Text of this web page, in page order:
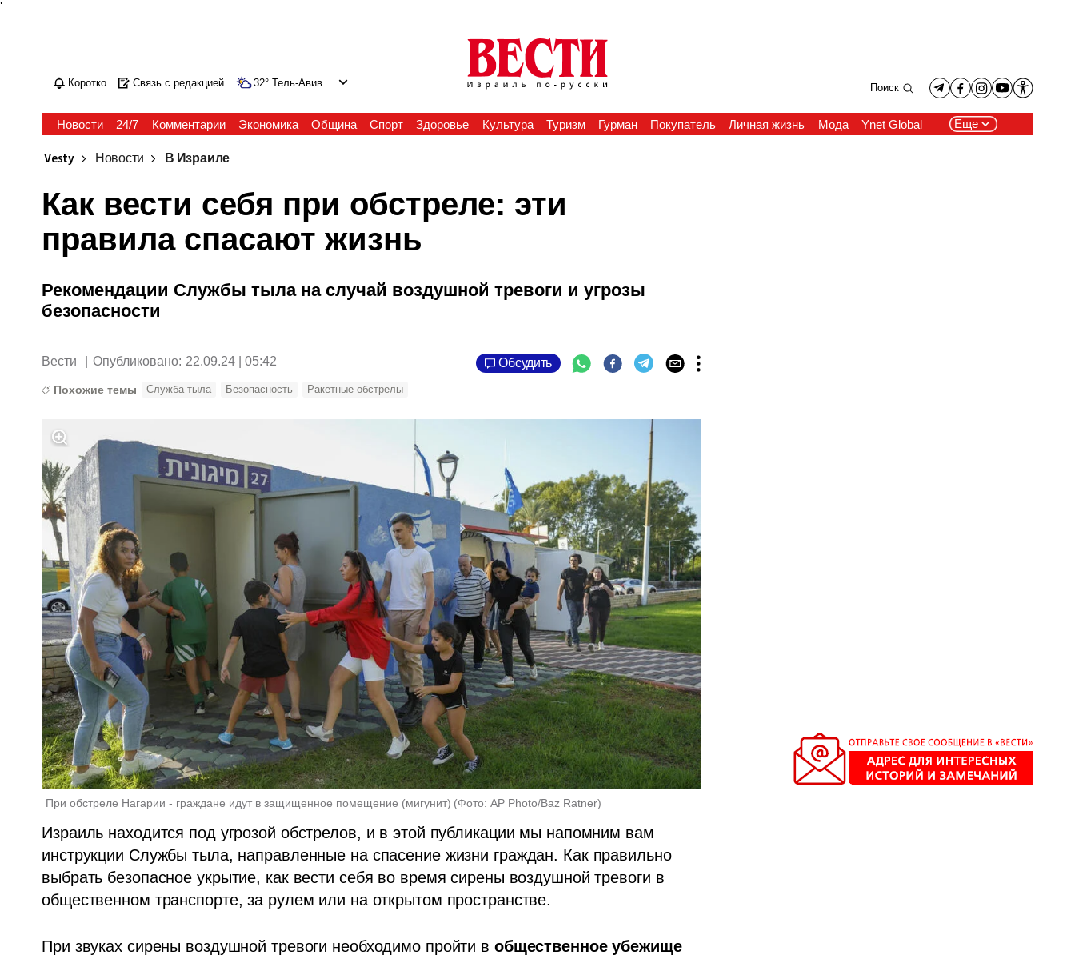
'
Коротко Связь с редакцией 32° Тель-Авив Поиск
Новости 24/7 Комментарии Экономика Община Спорт Здоровье Культура Туризм Гурман Покупатель Личная жизнь Мода Ynet Global Еще
Vesty Новости В Израиле
Как вести себя при обстреле: эти
правила спасают жизнь
Рекомендации Службы тыла на случай воздушной тревоги и угрозы
безопасности
Вести Опубликовано: 22.09.24 | 05:42 Обсудить
Похожие темы Служба тыла Безопасность Ракетные обстрелы
При обстреле Нагарии - граждане идут в защищенное помещение (мигунит) (Фото: AP Photo/Baz Ratner)
Израиль находится под угрозой обстрелов, и в этой публикации мы напомним вам
инструкции Службы тыла, направленные на спасение жизни граждан. Как правильно
выбрать безопасное укрытие, как вести себя во время сирены воздушной тревоги в
общественном транспорте, за рулем или на открытом пространстве.
При звуках сирены воздушной тревоги необходимо пройти в общественное убежище